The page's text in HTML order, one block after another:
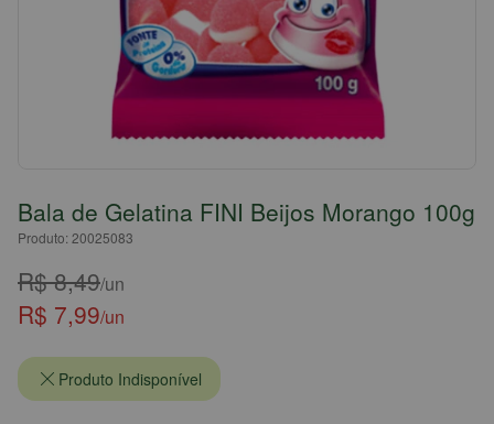
Bala de Gelatina FINI Beijos Morango 100g
Produto: 20025083
R$ 8,49/un
R$ 7,99/un
Produto Indisponível